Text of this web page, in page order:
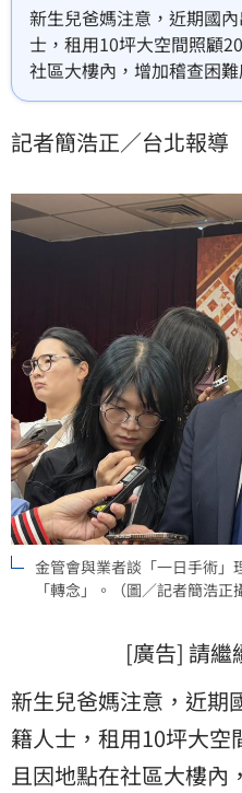
新生兒爸媽注意，近期國
士，租用10坪大空間照顧
社區大樓內，增加稽查困
部長石崇良今（11）日表
務必查詢機構是否合法立案
記者簡浩正／台北報導
金管會與業者談「一日手術」
「轉念」。（圖／記者簡浩正
[廣告] 請
新生兒爸媽注意，近期
籍人士，租用10坪大空
且因地點在社區大樓內